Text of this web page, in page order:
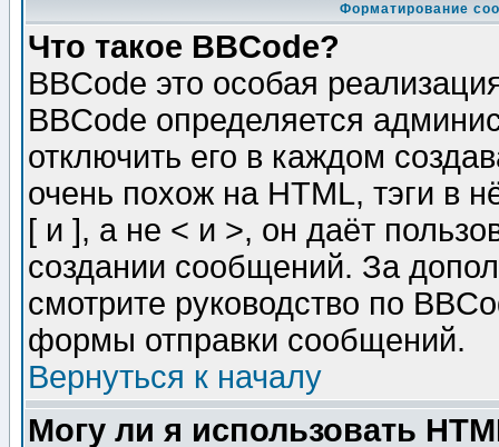
Форматирование
Что такое BBCode?
BBCode это особая
BBCode определяется
отключить его в каждом
очень похож на HTML, тэги в
[ и ], а не < и >, он даёт
создании сообщений. За
смотрите руководство по
формы отправки сообщений.
Вернуться к началу
Могу ли я использовать